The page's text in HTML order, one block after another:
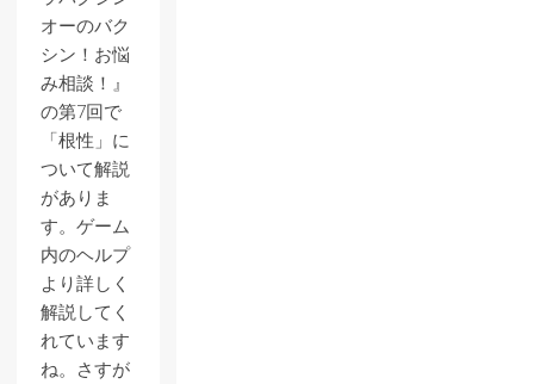
オーのバク
シン！お悩
み相談！』
の第7回で
「根性」に
ついて解説
がありま
す。ゲーム
内のヘルプ
より詳しく
解説してく
れています
ね。さすが